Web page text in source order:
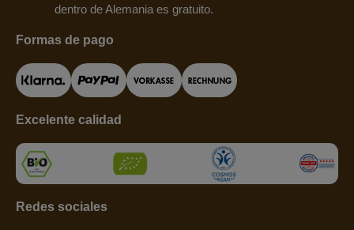
dentro de Alemania es gratuito.
Formas de pago
Excelente calidad
Redes sociales